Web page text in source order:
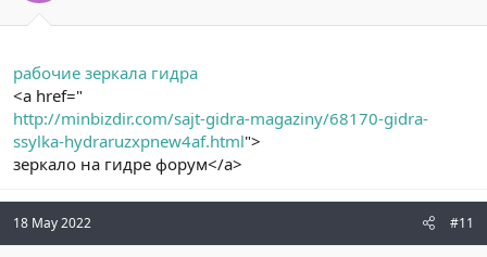
рабочие зеркала гидра
<a href="
http://minbizdir.com/sajt-gidra-magaziny/68170-gidra-
ssylka-hydraruzxpnew4af.html">
зеркало на гидре форум</a>
18 May 2022 #11